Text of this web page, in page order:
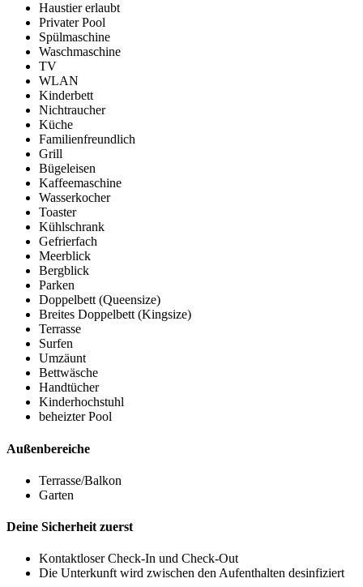
Haustier erlaubt
Privater Pool
Spülmaschine
Waschmaschine
TV
WLAN
Kinderbett
Nichtraucher
Küche
Familienfreundlich
Grill
Bügeleisen
Kaffeemaschine
Wasserkocher
Toaster
Kühlschrank
Gefrierfach
Meerblick
Bergblick
Parken
Doppelbett (Queensize)
Breites Doppelbett (Kingsize)
Terrasse
Surfen
Umzäunt
Bettwäsche
Handtücher
Kinderhochstuhl
beheizter Pool
Außenbereiche
Terrasse/Balkon
Garten
Deine Sicherheit zuerst
Kontaktloser Check-In und Check-Out
Die Unterkunft wird zwischen den Aufenthalten desinfiziert